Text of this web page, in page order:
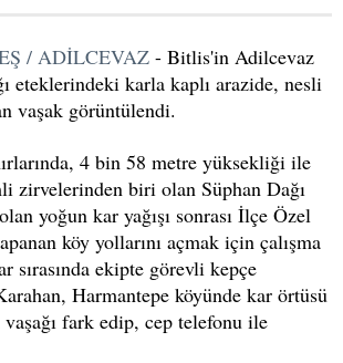
/ ADİLCEVAZ - Bitlis'in Adilcevaz
eteklerindeki karla kaplı arazide, nesli
vaşak görüntülendi.
4 bin 58 metre yüksekliği ile
zirvelerinden biri olan Süphan Dağı
yoğun kar yağışı sonrası İlçe Özel
köy yollarını açmak için çalışma
sırasında ekipte görevli kepçe
Harmantepe köyünde kar örtüsü
fark edip, cep telefonu ile